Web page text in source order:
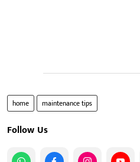
home maintenance tips
Follow Us